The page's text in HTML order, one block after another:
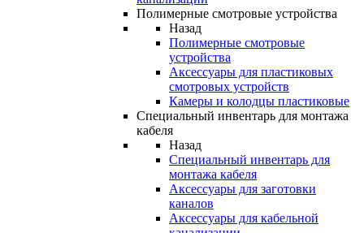
Полимерные смотровые устройства
Назад
Полимерные смотровые
устройства
Аксессуары для пластиковых
смотровых устройств
Камеры и колодцы пластиковые
Специальный инвентарь для монтажа
кабеля
Назад
Специальный инвентарь для
монтажа кабеля
Аксессуары для заготовки
каналов
Аксессуары для кабельной